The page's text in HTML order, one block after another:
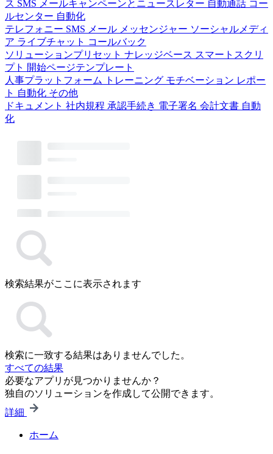
ス SMS メールキャンペーンとニュースレター 自動通話 コー
ルセンター 自動化
テレフォニー SMS メール メッセンジャー ソーシャルメディ
ア ライブチャット コールバック
ソリューションプリセット ナレッジベース スマートスクリ
プト 開始ページテンプレート
人事プラットフォーム
トレーニング モチベーション レポー
ト 自動化 その他
ドキュメント 社内規程 承認手続き 電子署名 会計文書 自動
化
検索結果がここに表示されます
検索に一致する結果はありませんでした。
すべての結果
必要なアプリが見つかりませんか？
独自のソリューションを作成して公開できます。
詳細
ホーム